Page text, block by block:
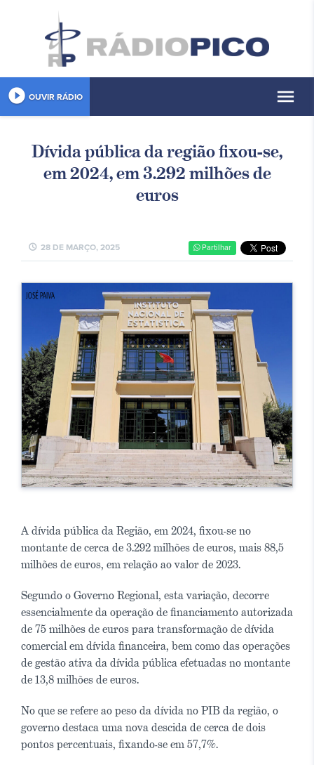
play_circle_filled OUVIR RÁDIO menu
Dívida pública da região fixou-se,
em 2024, em 3.292 milhões de
euros
schedule 28 DE MARÇO, 2025 Partilhar
A dívida pública da Região, em 2024, fixou-se no
montante de cerca de 3.292 milhões de euros, mais 88,5
milhões de euros, em relação ao valor de 2023.
Segundo o Governo Regional, esta variação, decorre
essencialmente da operação de financiamento autorizada
de 75 milhões de euros para transformação de dívida
comercial em dívida financeira, bem como das operações
de gestão ativa da dívida pública efetuadas no montante
de 13,8 milhões de euros.
No que se refere ao peso da dívida no PIB da região, o
governo destaca uma nova descida de cerca de dois
pontos percentuais, fixando-se em 57,7%.